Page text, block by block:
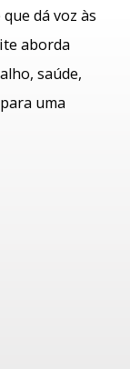
dá voz às
aborda
saúde,
uma